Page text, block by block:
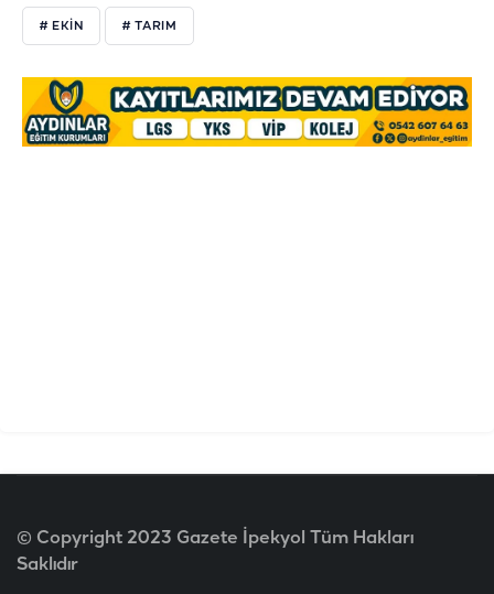
# EKIN # TARIM
© Copyright 2023 Gazete İpekyol Tüm Hakları
Saklıdır